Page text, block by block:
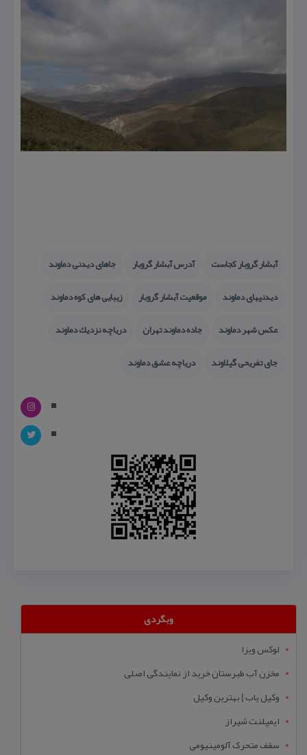
آبشار گروبار كجاست آدرس آبشار گروبار
جاهای دیدنی دماوند
دیدنیهای دماوند
موقعیت آبشار گروبار
زیبایی های كوه دماوند
عكس شهر دماوند
جاده دماوند تهران
دریاچه نزدیك دماوند
جای تفریحی گیلاوند
دریاچه عشق دماوند
وبگردی
لوکس ویزا
مخزن آب طبرستان خرید از نمایندگی اصلی
وکیل یاب | بهترین وکیل
ایمپلنت شیراز
سقف متحرک آلومینیومی